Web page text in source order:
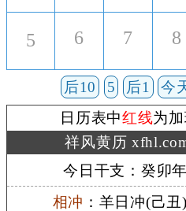
5 6 7 8
后10 5 后1 今
日历表中红线为
祥风黄历
今日干支：癸卯
相冲 ：羊日冲(己